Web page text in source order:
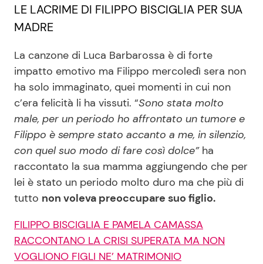
Disclaimer e Privacy
Contattaci
Pubblicità
Privacy Policy
LE LACRIME DI FILIPPO BISCIGLIA PER SUA
MADRE
La canzone di Luca Barbarossa è di forte
impatto emotivo ma Filippo mercoledì sera non
ha solo immaginato, quei momenti in cui non
c’era felicità li ha vissuti. “Sono stata molto
male, per un periodo ho affrontato un tumore e
Filippo è sempre stato accanto a me, in silenzio,
con quel suo modo di fare così dolce” ha
raccontato la sua mamma aggiungendo che per
lei è stato un periodo molto duro ma che più di
tutto non voleva preoccupare suo figlio.
FILIPPO BISCIGLIA E PAMELA CAMASSA
RACCONTANO LA CRISI SUPERATA MA NON
VOGLIONO FIGLI NE’ MATRIMONIO